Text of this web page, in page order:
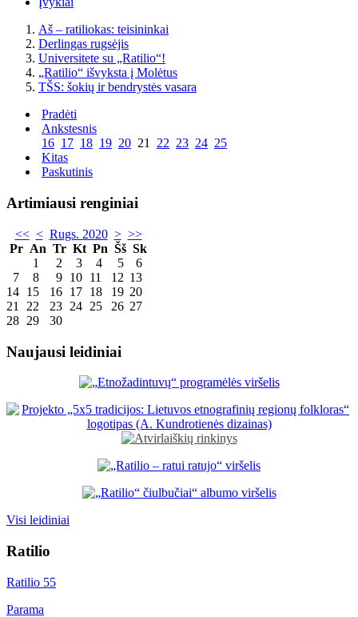
Aš – ratiliokas: teisininkai
Derlingas rugsėjis
Universitete su „Ratilio“!
„Ratilio“ išvyksta į Molėtus
TŠS: šokių ir bendrystės vasara
Pradėti
Ankstesnis
16 17 18 19 20 21 22 23 24 25
Kitas
Paskutinis
Artimiausi renginiai
<< < Rugs. 2020 > >>
Pr An Tr Kt Pn Šš Sk
1
2 3 4 5
6
7
8 9 10 11 12 13
14 15 16 17 18 19 20
21
22 23 24 25 26 27
28 29 30
Naujausi leidiniai
Visi leidiniai
Ratilio
Ratilio 55
Parama